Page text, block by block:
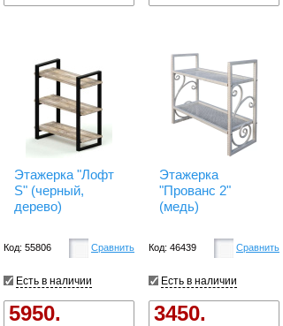
Этажерка "Лофт
S" (черный,
дерево)
Код: 55806 Сравнить
Есть в наличии
5950.
Этажерка
"Прованс 2"
(медь)
Код: 46439 Сравнить
Есть в наличии
3450.